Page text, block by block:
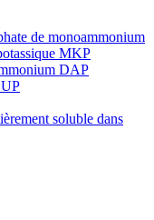
de monoammonium
MKP
DAP
soluble dans